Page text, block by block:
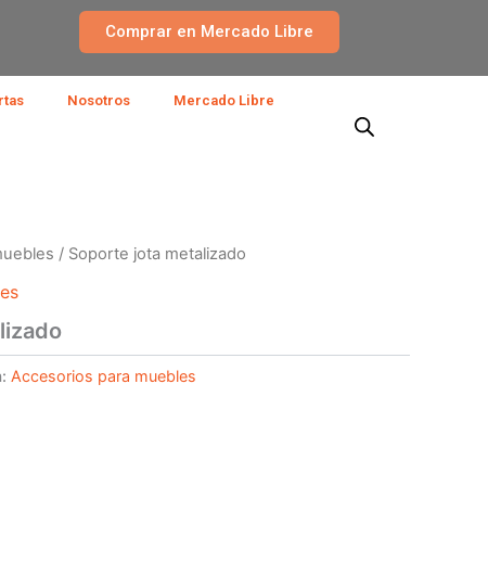
Comprar en Mercado Libre
Nosotros Mercado Libre
/ Soporte jota metalizado
Accesorios para muebles